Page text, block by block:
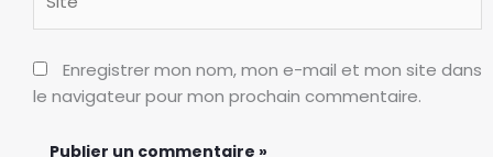
Enregistrer mon nom, mon e-mail et mon site dans
le navigateur pour mon prochain commentaire.